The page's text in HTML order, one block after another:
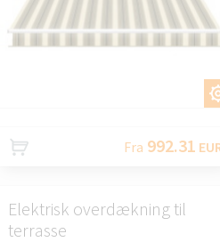
Fra 992.31
Elektrisk overdækning til
terrasse